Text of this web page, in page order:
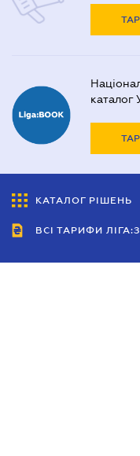
каталог
КАТАЛОГ РІШЕНЬ
ВСІ ТАРИФИ